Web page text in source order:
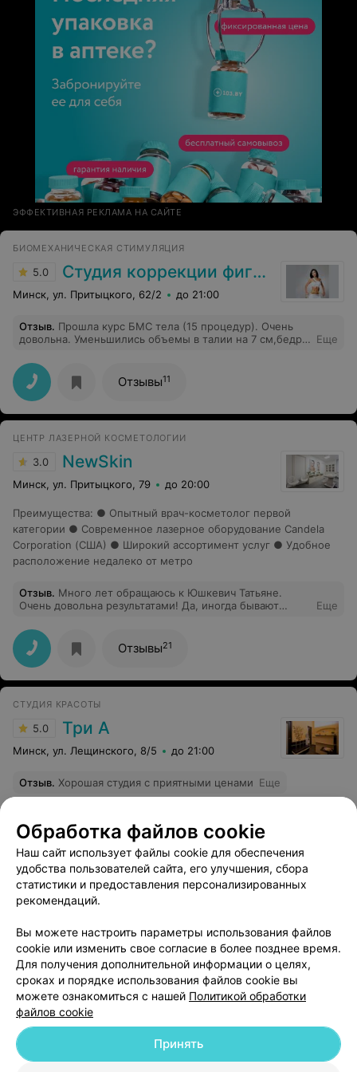
нужно было наносить пилинг, я бы с радостью
укрылась одеялком и спала до утра — настолько
расслабляешься и погружаешься в атмосферу полного
покоя. После каждой процедуры остаётся ощущение
лёгкости и гармонии, и хочется возвращаться к такому
мастеру снова и снова. Спасибо Дмитрию Бегляку за
преданность своему делу, за внимание к деталям и
искреннюю заботу о каждом клиенте. Настоящий
профессионал и супер-мастер, которого я никогда не
ЭФФЕКТИВНАЯ РЕКЛАМА НА САЙТЕ
БИОМЕХАНИЧЕСКАЯ СТИМУЛЯЦИЯ
5.0 Студия коррекции фигуры
Минск, ул. Притыцкого, 62/2 до 21:00
Отзыв. Прошла курс БМС тела (15 процедур). Очень
довольна. Уменьшились объемы в талии на 7 см,бедра
кожи,подтянулись ручки, ножки. Сейчас хожу на БМС
лица. Это круто, полный релакс. Где я была раньше?!
Все просто супер! Олечка большое спасибо!
Еще
Отзывы11
ЦЕНТР ЛАЗЕРНОЙ КОСМЕТОЛОГИИ
3.0 NewSkin
Минск, ул. Притыцкого, 79 до 20:00
Преимущества: ● Опытный врач-косметолог первой
категории ● Современное лазерное оборудование Candela
Corporation (США) ● Широкий ассортимент услуг ● Удобное
расположение недалеко от метро
Отзыв. Много лет обращаюсь к Юшкевич Татьяне.
Очень довольна результатами! Да, иногда бывают
менее чувствительные. Но красота требует жертв. В
одном всегда уверена- результат будет отличным!
Спасибо Татьяне Николаевне и сотрудникам клиники,
которые всегда внимательно относятся к пациентам!
Еще
Отзывы21
СТУДИЯ КРАСОТЫ
5.0 Три А
Минск, ул. Лещинского, 8/5 до 21:00
Отзыв. Хорошая студия с приятными ценами Еще
Отзывы
Добавить компанию
Добавить специалиста
Обработка файлов cookie
Наш сайт использует файлы cookie для обеспечения
удобства пользователей сайта, его улучшения, сбора
статистики и предоставления персонализированных
рекомендаций.
Вы можете настроить параметры использования файлов
cookie или изменить свое согласие в более позднее время.
Для получения дополнительной информации о целях,
сроках и порядке использования файлов cookie вы
можете ознакомиться с нашей Политикой обработки
файлов cookie
Принять